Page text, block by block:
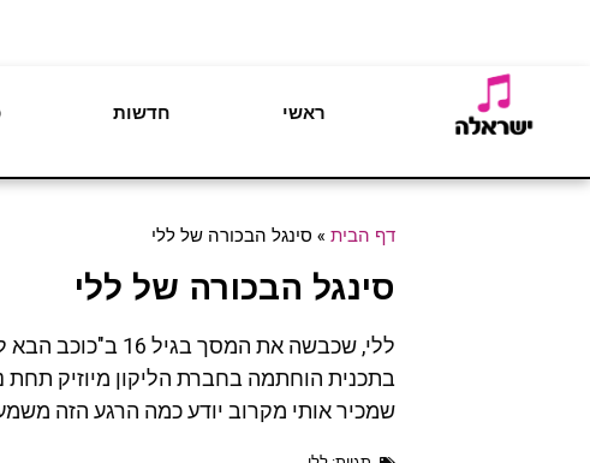
ראשי חדשות
דף הבית » סינגל הבכורה של ללי
סינגל הבכורה של ללי
ללי, שכבשה את
בתכנית הוחתמה בחברת הליקון מיוזיק תחת
שמכיר אותי מקרוב יודע כמה הרגע הזה